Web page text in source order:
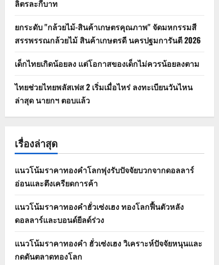
ลิตรละกี่บาท
ยกระดับ "กล้วยไม้-สินค้าเกษตรคุณภาพ" จัดมหกรรมสี
สรรพรรณกล้วยไม้ สินค้าเกษตรดี นครปฐมการันตี 2026
เด็กไทยเกิดน้อยลง แต่โอกาสของเด็กไม่ควรน้อยลงตาม
ไทยช่วยไทยพลัสเฟส 2 เริ่มเมื่อไหร่ ลงทะเบียนวันไหน
ล่าสุด นายกฯ ตอบแล้ว
เรื่องล่าสุด
แนวโน้มราคาทองคำโลกพุ่งรับปัจจัยบวกจากดอลลาร์
อ่อนและตึงเครียดการค้า
แนวโน้มราคาทองคำฮั่วเซ่งเฮง ทองโลกฟื้นตัวหลัง
ดอลลาร์และบอนด์ยีลด์ร่วง
แนวโน้มราคาทองคำ ฮั่วเซ่งเฮง วิเคราะห์ปัจจัยหนุนและ
กดดันตลาดทองโลก